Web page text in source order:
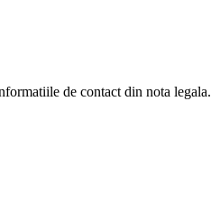
de contact din nota legala.